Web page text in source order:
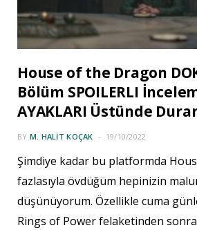
House of the Dragon
Bölüm SPOILERLI
AYAKLARI Üstünde
BY M. HALIT KOÇAK 19/10/2022
Şimdiye kadar bu platformda
fazlasıyla övdüğüm hepinizin
düşünüyorum. Özellikle cuma
Rings of Power felaketinden